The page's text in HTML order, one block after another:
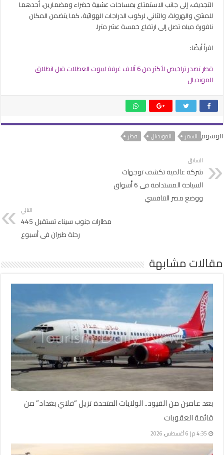
التجديف، إلى جانب الاستمتاع بمساحات عشبية خضراء ومضمارين، أحدهما
للمشي والهرولة، والثاني لركوب الدراجات الهوائية، كما يتضمن المكان
نافورة مياه تصل إلى ارتفاع خمسة عشر مترا.
اقرأ أيضًا:
قطر تصدر تراخيص لأكثر من 6 آلاف غرفة لبيوت العطلات قبل انطلاق
المونديال
الوسوم السفر المونديال قطر
السابق
شركة عالمية تكشف توجهات
السياحة المستدامة فى 6 أسواق
ووضع مصر التنافسي
التالي
مطارات جنوب سيناء تستقبل 445
رحلة طيران فى أسبوع
مقالات مشابهة
بعد عامين من القيود.. الولايات المتحدة تزيل “فلاي بغداد” من
قائمة العقوبات
4:35 م | 6 أغسطس، 2026